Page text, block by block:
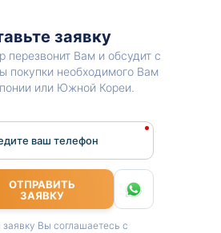
заявку
Вам и обсудит с
покупки необходимого Вам
или Южной Кореи.
ваш телефон
ОТПРАВИТЬ
ЗАЯВКУ
Вы соглашаетесь с